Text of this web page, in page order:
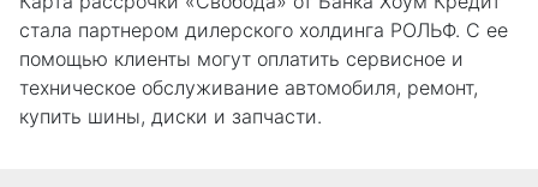
стала партнером дилерского холдинга РОЛЬФ. С ее
помощью клиенты могут оплатить сервисное и
техническое обслуживание автомобиля, ремонт,
купить шины, диски и запчасти.